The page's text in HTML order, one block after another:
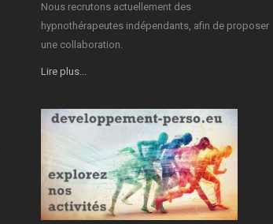
Nous recrutons actuellement des
hypnothérapeutes indépendants, afin de proposer
une collaboration.
Lire plus...